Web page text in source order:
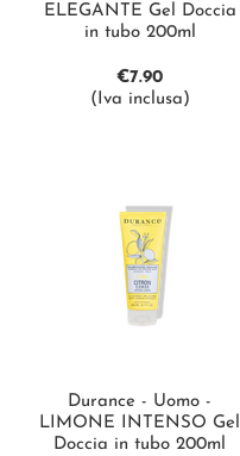
ELEGANTE Gel Doccia
in tubo 200ml
€7.90
(Iva inclusa)
Durance - Uomo -
LIMONE INTENSO Gel
Doccia in tubo 200ml